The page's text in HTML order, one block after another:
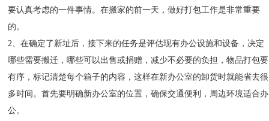
要认真考虑的一件事情。在搬家的前一天，做好打包工作是非常重要
的。
2、在确定了新址后，接下来的任务是评估现有办公设施和设备，决定
哪些需要搬迁，哪些可以出售或捐赠，减少不必要的负担，物品打包要
有序，标记清楚每个箱子的内容，这样在新办公室的卸货时就能省去很
多时间。首先要明确新办公室的位置，确保交通便利，周边环境适合办
公。